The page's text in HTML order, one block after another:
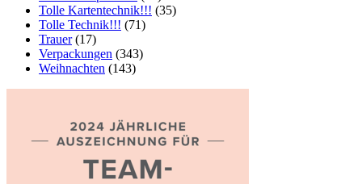
Tolle Kartentechnik!!! (35)
Tolle Technik!!! (71)
Trauer(17)
Verpackungen (343)
Weihnachten (143)